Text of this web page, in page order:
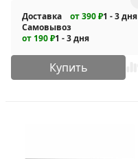
Доставка от 390 ₽1 - 3 дня
Самовывоз
от 190 ₽1 - 3 дня
Купить